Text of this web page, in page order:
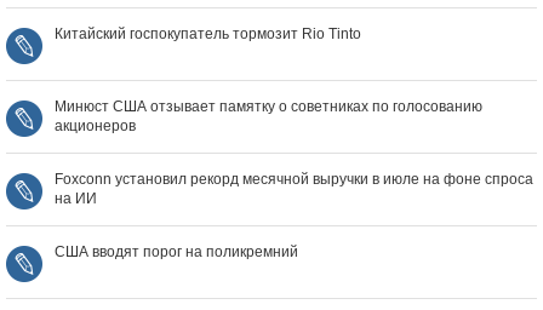
Китайский госпокупатель тормозит Rio Tinto
Минюст США отзывает памятку о советниках по голосованию
акционеров
Foxconn установил рекорд месячной выручки в июле на фоне спроса
на ИИ
США вводят порог на поликремний